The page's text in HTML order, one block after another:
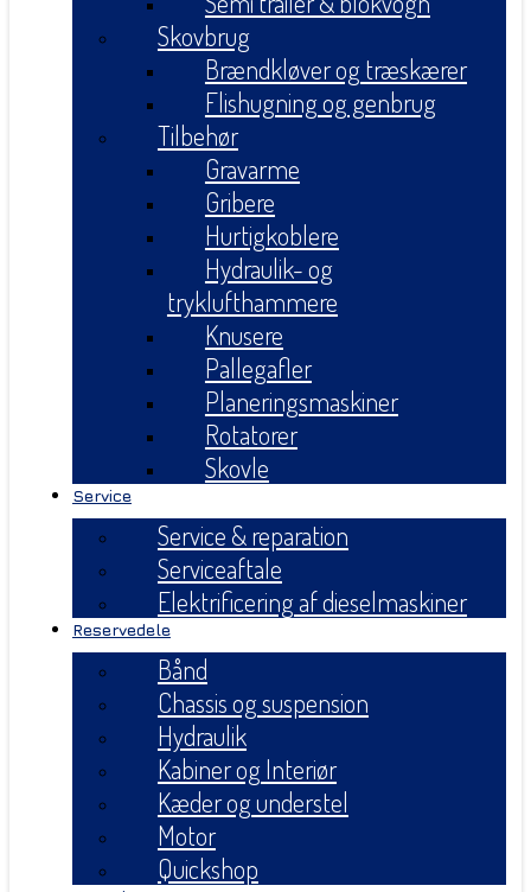
Skovbrug
Brændkløver og træskærer
Flishugning og genbrug
Tilbehør
Gravarme
Gribere
Hurtigkoblere
Hydraulik- og
tryklufthammere
Knusere
Pallegafler
Planeringsmaskiner
Rotatorer
Skovle
Service
Service & reparation
Serviceaftale
Elektrificering af dieselmaskiner
Reservedele
Bånd
Chassis og suspension
Hydraulik
Kabiner og Interiør
Kæder og understel
Motor
Quickshop